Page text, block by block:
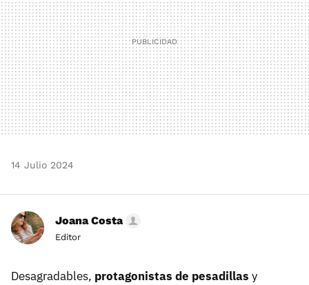
14 Julio 2024
Joana Costa
Editor
Desagradables, protagonistas de pesadillas y